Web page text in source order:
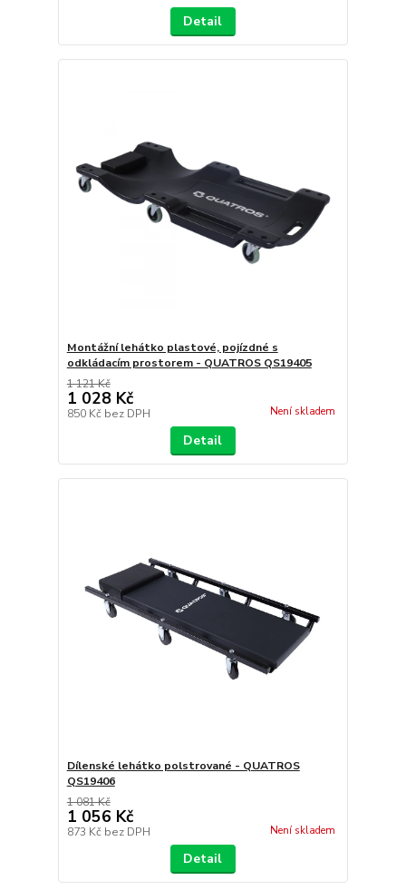
Detail
Montážní lehátko plastové, pojízdné s
odkládacím prostorem - QUATROS QS19405
1 121 Kč
1 028 Kč
850 Kč bez DPH Není skladem
Detail
Dílenské lehátko polstrované - QUATROS
QS19406
1 081 Kč
1 056 Kč
873 Kč bez DPH Není skladem
Detail